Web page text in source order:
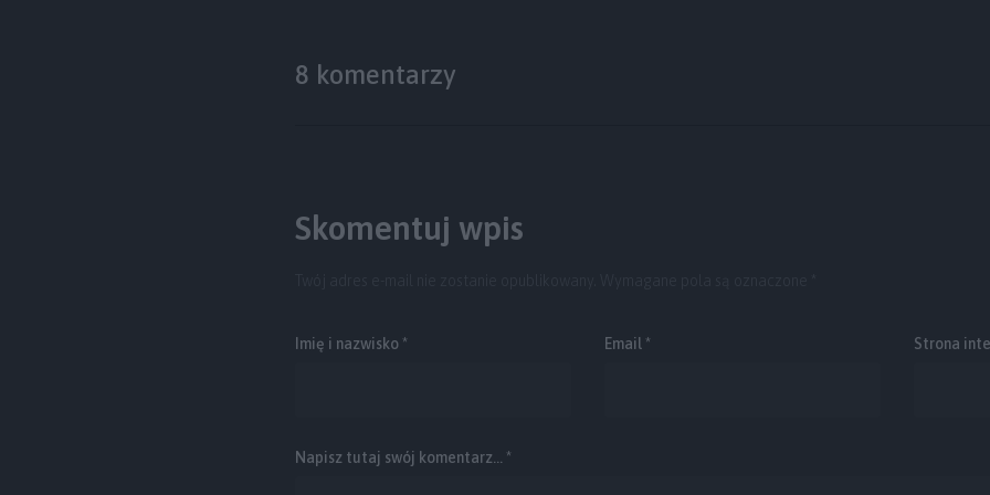
8 komentarzy
Skomentuj wpis
Imię i nazwisko * Email * Strona
Napisz tutaj swój komentarz... *